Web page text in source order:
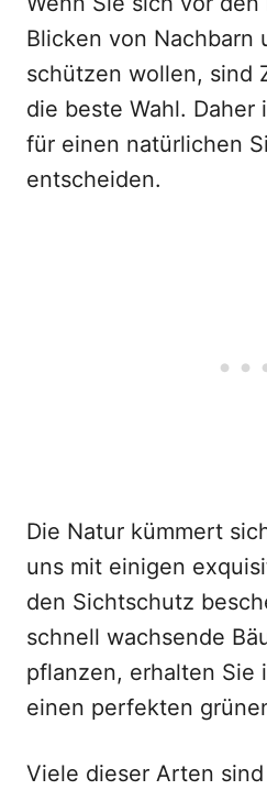
Blicken von Nachbarn
schützen wollen, sind
die beste Wahl. Daher
für einen natürlichen
entscheiden.
Die Natur kümmert
uns mit einigen
den Sichtschutz
schnell wachsende
pflanzen, erhalten Sie
einen perfekten
Viele dieser Arten sind